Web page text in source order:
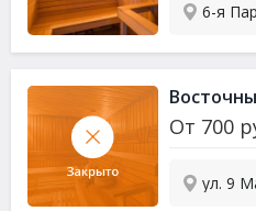
6-я
От 700
ул. 9